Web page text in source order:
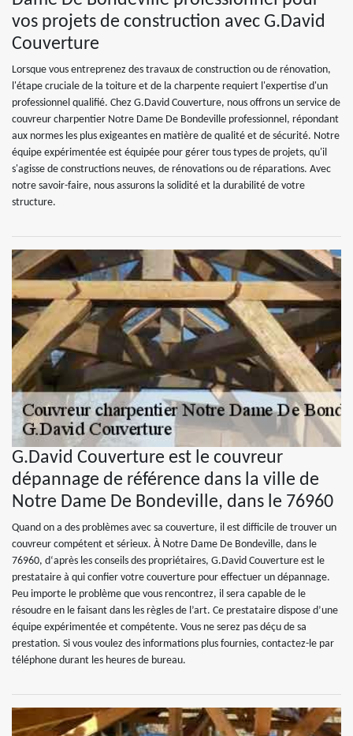
vos projets de construction avec G.David
Couverture
Lorsque vous entreprenez des travaux de construction ou de rénovation,
l'étape cruciale de la toiture et de la charpente requiert l'expertise d'un
professionnel qualifié. Chez G.David Couverture, nous offrons un service de
couvreur charpentier Notre Dame De Bondeville professionnel, répondant
aux normes les plus exigeantes en matière de qualité et de sécurité. Notre
équipe expérimentée est équipée pour gérer tous types de projets, qu'il
s'agisse de constructions neuves, de rénovations ou de réparations. Avec
notre savoir-faire, nous assurons la solidité et la durabilité de votre
structure.
G.David Couverture est le couvreur
dépannage de référence dans la ville de
Notre Dame De Bondeville, dans le 76960
Quand on a des problèmes avec sa couverture, il est difficile de trouver un
couvreur compétent et sérieux. À Notre Dame De Bondeville, dans le
76960, d‘après les conseils des propriétaires, G.David Couverture est le
prestataire à qui confier votre couverture pour effectuer un dépannage.
Peu importe le problème que vous rencontrez, il sera capable de le
résoudre en le faisant dans les règles de l’art. Ce prestataire dispose d’une
équipe expérimentée et compétente. Vous ne serez pas déçu de sa
prestation. Si vous voulez des informations plus fournies, contactez-le par
téléphone durant les heures de bureau.